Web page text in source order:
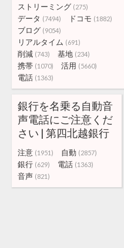
ストリーミング (275)
データ (7494) ドコモ (1882)
ブログ (9054)
リアルタイム (691)
削減 (743) 基地 (234)
携帯 (1070) 活用 (5660)
電話 (1363)
銀行を名乗る自動音
声電話にご注意くだ
さい | 第四北越銀行
注意 (1951) 自動 (2857)
銀行 (629) 電話 (1363)
音声 (821)